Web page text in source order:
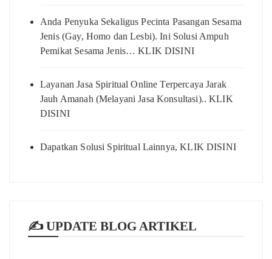
Anda Penyuka Sekaligus Pecinta Pasangan Sesama
Jenis (Gay, Homo dan Lesbi). Ini Solusi Ampuh
Pemikat Sesama Jenis… KLIK DISINI
Layanan Jasa Spiritual Online Terpercaya Jarak
Jauh Amanah (Melayani Jasa Konsultasi).. KLIK
DISINI
Dapatkan Solusi Spiritual Lainnya, KLIK DISINI
✍️ UPDATE BLOG ARTIKEL